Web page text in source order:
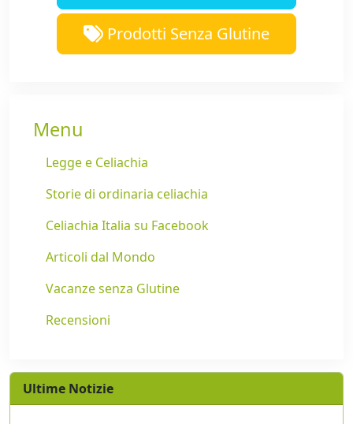
Prodotti Senza Glutine
Menu
Legge e Celiachia
Storie di ordinaria celiachia
Celiachia Italia su Facebook
Articoli dal Mondo
Vacanze senza Glutine
Recensioni
Ultime Notizie